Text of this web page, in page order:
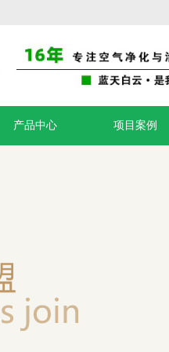
产品中心 项目案例